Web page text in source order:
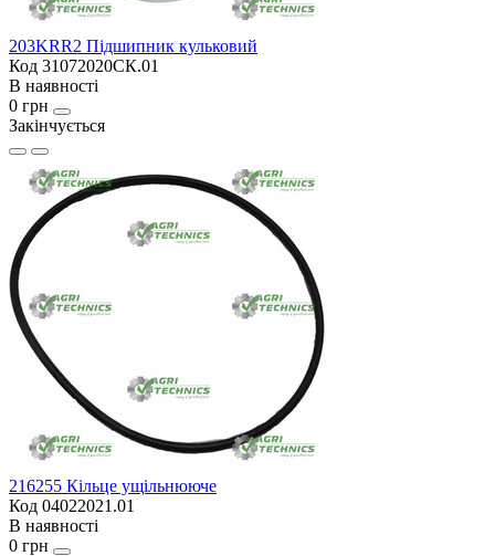
203KRR2 Підшипник кульковий
Код 31072020СК.01
В наявності
0 грн
Закінчується
216255 Кільце ущільнююче
Код 04022021.01
В наявності
0 грн